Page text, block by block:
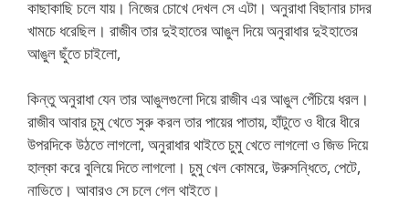
কাছাকাছি চলে যায়। নিজের চোখে দেখল সে এটা। অনুরাধা বিছানার চাদর
খামচে ধরেছিল। রাজীব তার দুইহাতের আঙুল দিয়ে অনুরাধার দুইহাতের
আঙুল ছুঁতে চাইলো,
কিন্তু অনুরাধা যেন তার আঙুলগুলো দিয়ে রাজীব এর আঙুল পেঁচিয়ে ধরল।
রাজীব আবার চুমু খেতে সুরু করল তার পায়ের পাতায়, হাঁটুতে ও ধীরে ধীরে
উপরদিকে উঠতে লাগলো, অনুরাধার থাইতে চুমু খেতে লাগলো ও জিভ দিয়ে
হাল্কা করে বুলিয়ে দিতে লাগলো। চুমু খেল কোমরে, উরুসন্ধিতে, পেটে,
নাভিতে। আবারও সে চলে গেল থাইতে।